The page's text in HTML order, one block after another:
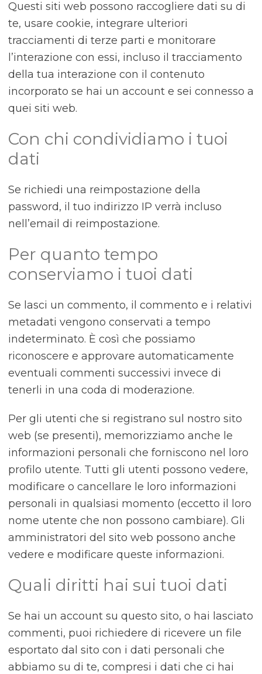
Questi siti web possono raccogliere dati su di
te, usare cookie, integrare ulteriori
tracciamenti di terze parti e monitorare
l’interazione con essi, incluso il tracciamento
della tua interazione con il contenuto
incorporato se hai un account e sei connesso a
quei siti web.
Con chi condividiamo i tuoi
dati
Se richiedi una reimpostazione della
password, il tuo indirizzo IP verrà incluso
nell’email di reimpostazione.
Per quanto tempo
conserviamo i tuoi dati
Se lasci un commento, il commento e i relativi
metadati vengono conservati a tempo
indeterminato. È così che possiamo
riconoscere e approvare automaticamente
eventuali commenti successivi invece di
tenerli in una coda di moderazione.
Per gli utenti che si registrano sul nostro sito
web (se presenti), memorizziamo anche le
informazioni personali che forniscono nel loro
profilo utente. Tutti gli utenti possono vedere,
modificare o cancellare le loro informazioni
personali in qualsiasi momento (eccetto il loro
nome utente che non possono cambiare). Gli
amministratori del sito web possono anche
vedere e modificare queste informazioni.
Quali diritti hai sui tuoi dati
Se hai un account su questo sito, o hai lasciato
commenti, puoi richiedere di ricevere un file
esportato dal sito con i dati personali che
abbiamo su di te, compresi i dati che ci hai